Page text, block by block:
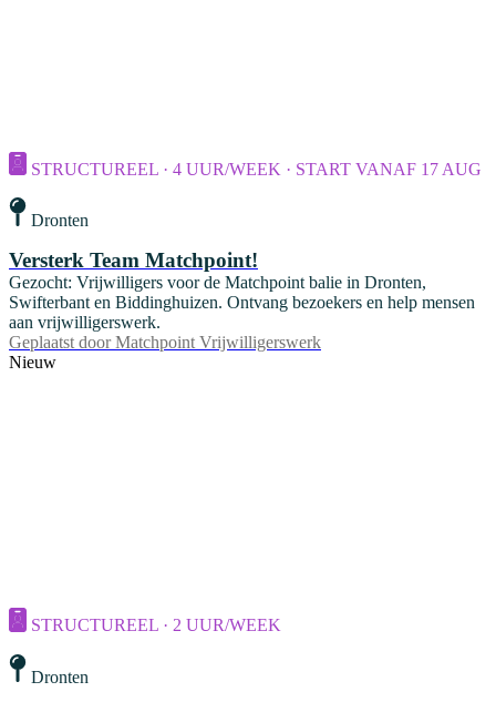
STRUCTUREEL · 4 UUR/WEEK · START VANAF 17 AUG
Dronten
Versterk Team Matchpoint!
Gezocht: Vrijwilligers voor de Matchpoint balie in Dronten,
Swifterbant en Biddinghuizen. Ontvang bezoekers en help mensen
aan vrijwilligerswerk.
Geplaatst door Matchpoint Vrijwilligerswerk
Nieuw
STRUCTUREEL · 2 UUR/WEEK
Dronten